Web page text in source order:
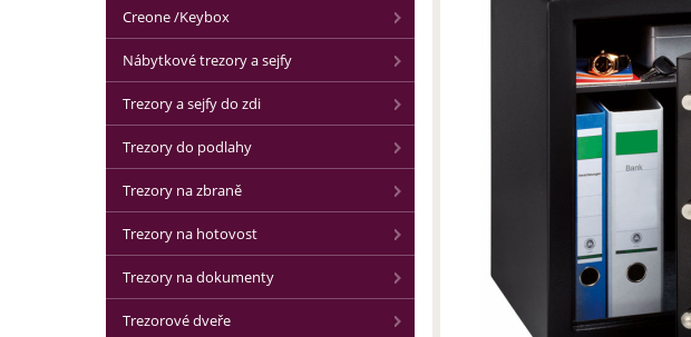
Creone /Keybox
Nábytkové trezory a sejfy
Trezory a sejfy do zdi
Trezory do podlahy
Trezory na zbraně
Trezory na hotovost
Trezory na dokumenty
Trezorové dveře